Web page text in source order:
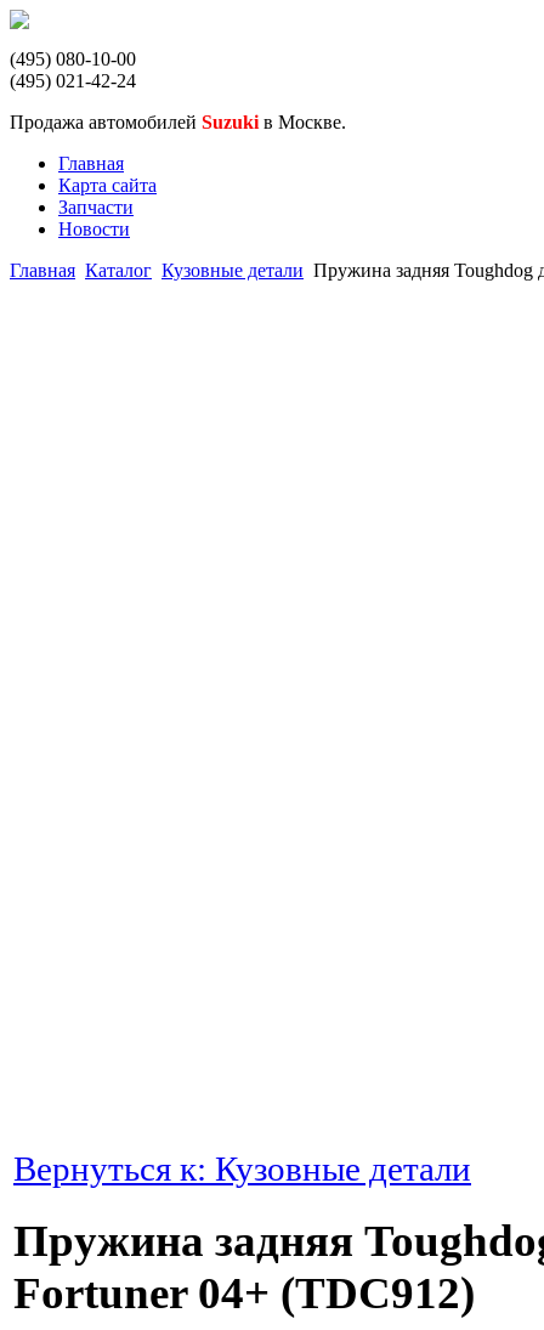
(495) 080-10-00
(495) 021-42-24
Продажа автомобилей Suzuki в Москве.
Главная
Карта сайта
Запчасти
Новости
Главная Каталог Кузовные детали Пружина задняя Toughdog
Вернуться к: Кузовные детали
Пружина задняя
Fortuner 04+ (TDC912)